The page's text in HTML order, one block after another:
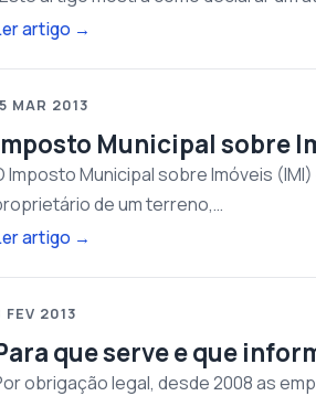
artigo →
MAR 2013
Municipal sobre
Imposto Municipal sobre Imóveis
de um terreno,…
artigo →
FEV 2013
que serve e que
obrigação legal, desde 2008 as